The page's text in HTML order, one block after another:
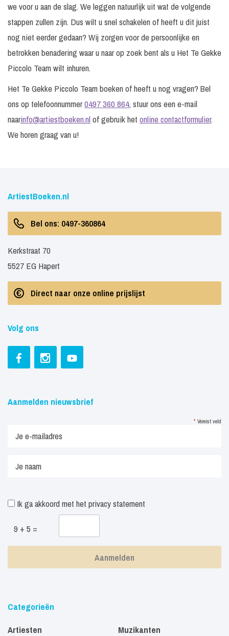
we voor u aan de slag. We leggen natuurlijk uit wat de volgende
stappen zullen zijn. Dus wilt u snel schakelen of heeft u dit juist
nog niet eerder gedaan? Wij zorgen voor de persoonlijke en
betrokken benadering waar u naar op zoek bent als u Het Te Gekke
Piccolo Team wilt inhuren.
Het Te Gekke Piccolo Team boeken of heeft u nog vragen? Bel
ons op telefoonnummer0497 360 864, stuur ons een e-mail
naarinfo@artiestboeken.nlof gebruik het online contactformulier.
We horen graag van u!
ArtiestBoeken.nl
Bel ons: 0497-360864
Kerkstraat 70
5527 EG Hapert
Direct naar onze online prijslijst
Volg ons
Aanmelden nieuwsbrief
* Vereist veld
Ik ga akkoord met het privacy statement
9 + 5 =
Categorieën
Artiesten
Muzikanten